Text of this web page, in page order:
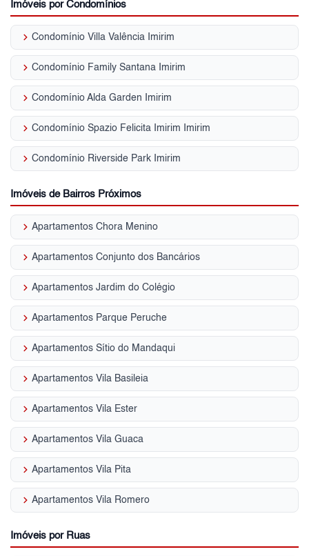
Imóveis por Condomínios
keyboard_arrow_right Condomínio Villa Valência Imirim
keyboard_arrow_right Condomínio Family Santana Imirim
keyboard_arrow_right Condomínio Alda Garden Imirim
keyboard_arrow_right Condomínio Spazio Felicita Imirim Imirim
keyboard_arrow_right Condomínio Riverside Park Imirim
Imóveis de Bairros Próximos
keyboard_arrow_right Apartamentos Chora Menino
keyboard_arrow_right Apartamentos Conjunto dos Bancários
keyboard_arrow_right Apartamentos Jardim do Colégio
keyboard_arrow_right Apartamentos Parque Peruche
keyboard_arrow_right Apartamentos Sítio do Mandaqui
keyboard_arrow_right Apartamentos Vila Basileia
keyboard_arrow_right Apartamentos Vila Ester
keyboard_arrow_right Apartamentos Vila Guaca
keyboard_arrow_right Apartamentos Vila Pita
keyboard_arrow_right Apartamentos Vila Romero
Imóveis por Ruas